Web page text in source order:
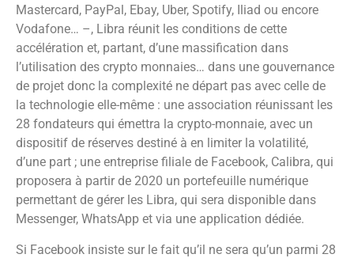
Mastercard, PayPal, Ebay, Uber, Spotify, Iliad ou encore
Vodafone… –, Libra réunit les conditions de cette
accélération et, partant, d’une massification dans
l’utilisation des crypto monnaies… dans une gouvernance
de projet donc la complexité ne départ pas avec celle de
la technologie elle-même : une association réunissant les
28 fondateurs qui émettra la crypto-monnaie, avec un
dispositif de réserves destiné à en limiter la volatilité,
d’une part ; une entreprise filiale de Facebook, Calibra, qui
proposera à partir de 2020 un portefeuille numérique
permettant de gérer les Libra, qui sera disponible dans
Messenger, WhatsApp et via une application dédiée.
Si Facebook insiste sur le fait qu’il ne sera qu’un parmi 28